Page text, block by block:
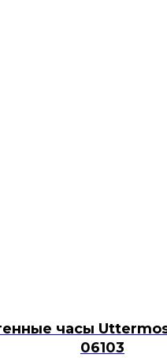
часы
06103